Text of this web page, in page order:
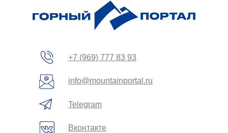
info@mountainportal.ru
+7 (969) 777 83 93
Telegram
Вконтакте